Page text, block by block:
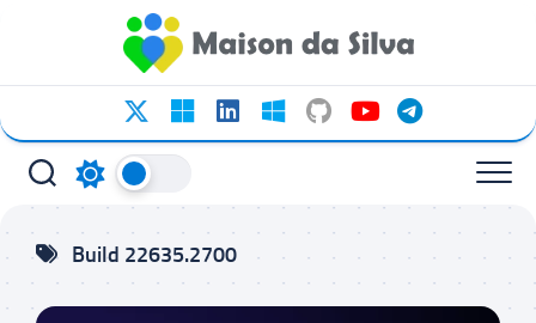
conteúdo
Build 22635.2700